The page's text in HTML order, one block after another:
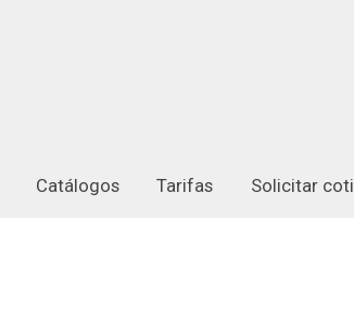
Catálogos Tarifas Solicitar